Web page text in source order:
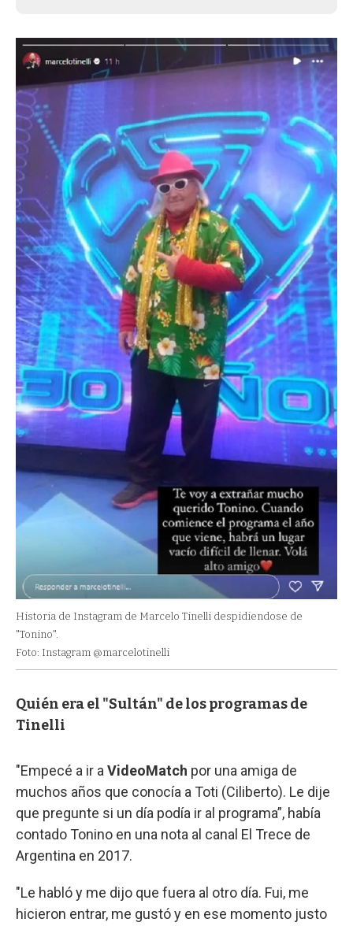
Historia de Instagram de Marcelo Tinelli despidiendose de
"Tonino".
Foto: Instagram @marcelotinelli
Quién era el "Sultán" de los programas de
Tinelli
"Empecé a ir a VideoMatch por una amiga de
muchos años que conocía a Toti (Ciliberto). Le dije
que pregunte si un día podía ir al programa”, había
contado Tonino en una nota al canal El Trece de
Argentina en 2017.
"Le habló y me dijo que fuera al otro día. Fui, me
hicieron entrar, me gustó y en ese momento justo